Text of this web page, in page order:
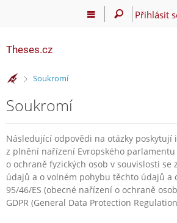
Přihlásit
Theses.cz
>
Soukromí
Soukromí
Následující odpovědi na otázky poskytují
z plnění nařízení Evropského parlamentu
o ochraně fyzických osob v souvislosti se
údajů a o volném pohybu těchto údajů a
95/46/ES (obecné nařízení o ochraně
GDPR (General Data Protection